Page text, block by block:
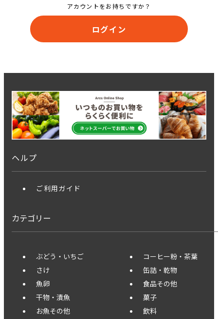
アカウントをお持ちですか？
ログイン
ヘルプ
ご利用ガイド
カテゴリー
ぶどう・いちご
さけ
魚卵
干物・漬魚
お魚その他
コーヒー粉・茶葉
缶詰・乾物
食品その他
菓子
飲料